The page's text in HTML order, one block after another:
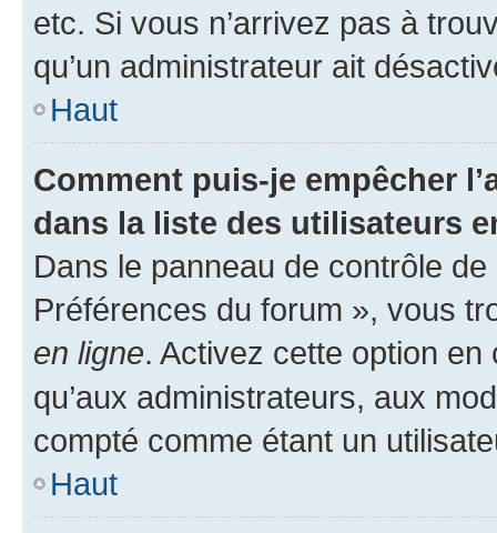
etc. Si vous n’arrivez pas à
qu’un administrateur ait
Haut
Comment puis-je empêcher
dans la liste des utilisateurs
Dans le panneau de contrôle
Préférences du forum », vous
en ligne. Activez cette option
qu’aux administrateurs, aux
compté comme étant un
Haut